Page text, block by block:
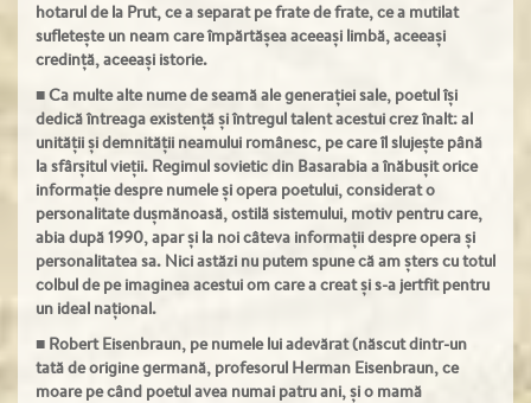
hotarul de la Prut, ce a separat pe frate de frate, ce a mutilat
sufletește un neam care împărtășea aceeași limbă, aceeași
credință, aceeași istorie.
■Ca multe alte nume de seamă ale generației sale, poetul își
dedică întreaga existență și întregul talent acestui crez înalt: al
unității și demnității neamului românesc, pe care îl slujește până
la sfârșitul vieții. Regimul sovietic din Basarabia a înăbușit orice
informație despre numele și opera poetului, considerat o
personalitate dușmănoasă, ostilă sistemului, motiv pentru care,
abia după 1990, apar și la noi câteva informații despre opera și
personalitatea sa. Nici astăzi nu putem spune că am șters cu totul
colbul de pe imaginea acestui om care a creat și s-a jertfit pentru
un ideal național.
■ Robert Eisenbraun, pe numele lui adevărat (născut dintr-un
tată de origine germană, profesorul Herman Eisenbraun, ce
moare pe când poetul avea numai patru ani, și o mamă